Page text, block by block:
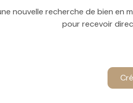
nouvelle recherche de bien en
pour recevoir